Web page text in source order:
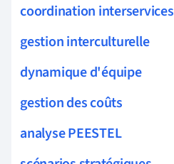
coordination interservices
gestion interculturelle
dynamique d'équipe
gestion des coûts
analyse PEESTEL